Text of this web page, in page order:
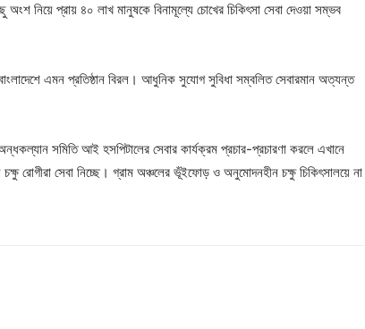
অংশ নিয়ে প্রায় ৪০ লাখ মানুষকে বিনামূল্যে চোখের চিকিৎসা সেবা দেওয়া সম্ভব
এমন প্রতিষ্ঠান বিরল। আধুনিক সুযোগ সুবিধা সম্বলিত সেবারমান অত্যন্ত
সমিতি আই হসপিটালের সেবার কার্যক্রম প্রচার-প্রচারণা করলে এখানে
রোগীরা সেবা নিচ্ছে। গ্রাম অঞ্চলের ভূঁইফোড় ও অনুমোদনহীন চক্ষু চিকিৎসালয়ে না